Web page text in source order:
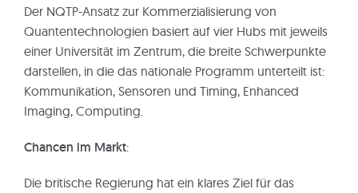
Der NQTP-Ansatz zur Kommerzialisierung von
Quantentechnologien basiert auf vier Hubs mit jeweils
einer Universität im Zentrum, die breite Schwerpunkte
darstellen, in die das nationale Programm unterteilt ist:
Kommunikation, Sensoren und Timing, Enhanced
Imaging, Computing.
Chancen im Markt:
Die britische Regierung hat ein klares Ziel für das